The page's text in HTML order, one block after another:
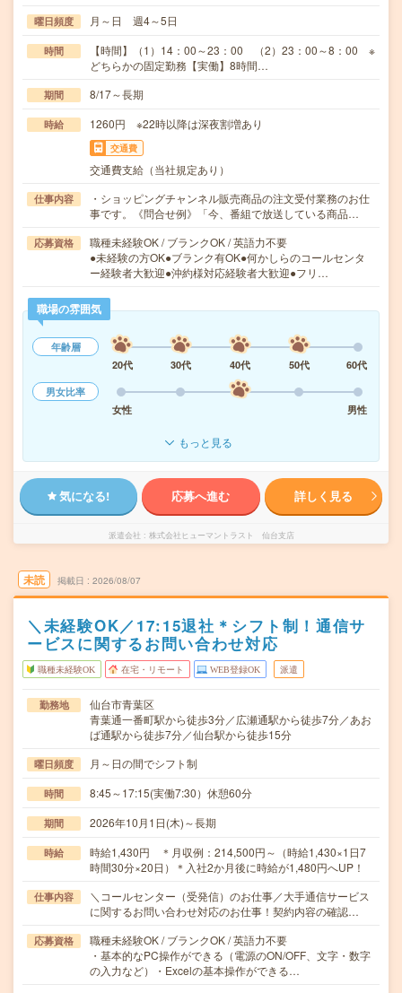
曜日頻度 月～日 週4～5日
時間
【時間】（1）14：00～23：00 （2）23：00～8：00 ※
どちらかの固定勤務【実働】8時間…
期間 8/17～長期
時給 1260円 ※22時以降は深夜割増あり
交通費
交通費支給（当社規定あり）
仕事内容
・ショッピングチャンネル販売商品の注文受付業務のお仕
事です。《問合せ例》「今、番組で放送している商品…
応募資格
職種未経験OK / ブランクOK / 英語力不要
●未経験の方OK●ブランク有OK●何かしらのコールセンタ
ー経験者大歓迎●沖約様対応経験者大歓迎●フリ…
職場の雰囲気
年齢層
20代
30代 40代 50代
60代
男女比率
女性
男性
もっと見る
気になる! 応募へ進む 詳しく見る
派遣会社 株式会社ヒューマントラスト 仙台支店
未読 掲載日 2026/08/07
＼未経験OK／17:15退社＊シフト制！通信サ
ービスに関するお問い合わせ対応
職種未経験OK 在宅・リモート WEB登録OK 派遣
勤務地
仙台市青葉区
青葉通一番町駅から徒歩3分／広瀬通駅から徒歩7分／あお
ば通駅から徒歩7分／仙台駅から徒歩15分
曜日頻度 月～日の間でシフト制
時間 8:45～17:15(実働7:30）休憩60分
期間 2026年10月1日(木)～長期
時給
時給1,430円 ＊月収例：214,500円～（時給1,430×1日7
時間30分×20日）＊入社2か月後に時給が1,480円へUP！
仕事内容
＼コールセンター（受発信）のお仕事／大手通信サービス
に関するお問い合わせ対応のお仕事！契約内容の確認…
応募資格
職種未経験OK / ブランクOK / 英語力不要
・基本的なPC操作ができる（電源のON/OFF、文字・数字
の入力など）・Excelの基本操作ができる…